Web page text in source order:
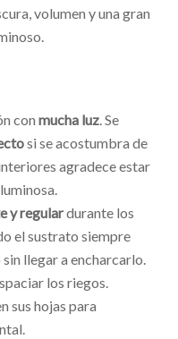
volumen y una gran
con mucha luz. Se
si se acostumbra de
agradece estar
y regulardurante los
el sustrato siempre
llegar a encharcarlo.
los riegos.
sus hojas para